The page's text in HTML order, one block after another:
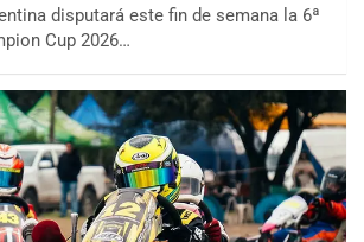
disputará este fin de semana la 6ª
Cup 2026…